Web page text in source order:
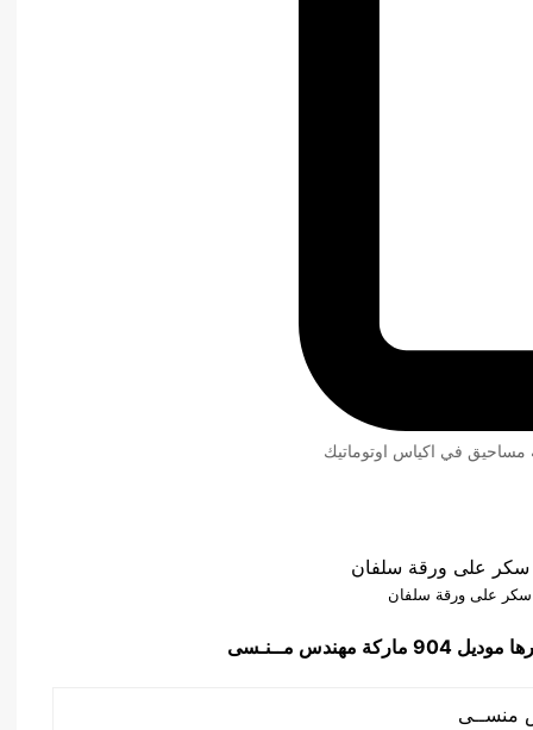
مساحيق في اكياس اوتوماتيك
سكر على ورقة سلفان
موديل 904 ماركة مهندس مــنـسى